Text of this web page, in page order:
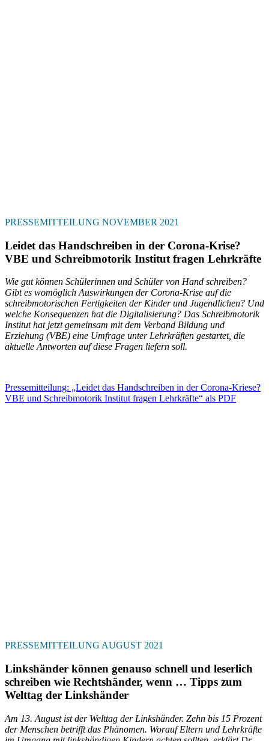
PRESSEMITTEILUNG NOVEMBER 2021
Leidet das Handschreiben in der Corona-Krise?
VBE und Schreibmotorik Institut fragen Lehrkräfte
Wie gut können Schülerinnen und Schüler von Hand schreiben?
Gibt es womöglich Auswirkungen der Corona-Krise auf die
schreibmotorischen Fertigkeiten der Kinder und Jugendlichen? Und
welche Konsequenzen hat die Digitalisierung? Das Schreibmotorik
Institut hat jetzt gemeinsam mit dem Verband Bildung und
Erziehung (VBE) eine Umfrage unter Lehrkräften gestartet, die
aktuelle Antworten auf diese Fragen liefern soll.
Pressemitteilung: „Leidet das Handschreiben in der Corona-Kriese?
VBE und Schreibmotorik Institut fragen Lehrkräfte“ als PDF
PRESSEMITTEILUNG AUGUST 2021
Linkshänder können genauso schnell und leserlich
schreiben wie Rechtshänder, wenn … Tipps zum
Welttag der Linkshänder
Am 13. August ist der Welttag der Linkshänder. Zehn bis 15 Prozent
der Menschen betrifft das Phänomen. Worauf Eltern und Lehrkräfte